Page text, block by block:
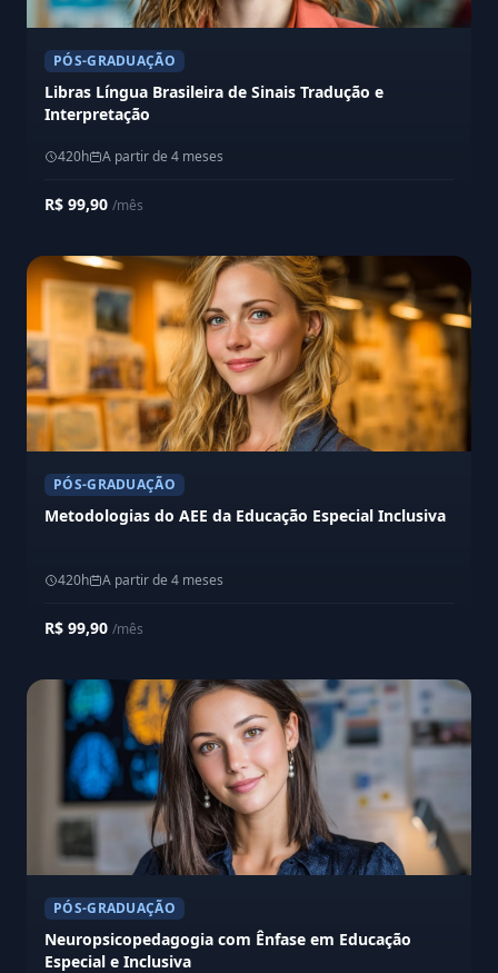
PÓS-GRADUAÇÃO
Libras Língua Brasileira de Sinais Tradução e
Interpretação
420h A partir de 4 meses
R$ 99,90 /mês
PÓS-GRADUAÇÃO
Metodologias do AEE da Educação Especial Inclusiva
420h A partir de 4 meses
R$ 99,90 /mês
PÓS-GRADUAÇÃO
Neuropsicopedagogia com Ênfase em Educação
Especial e Inclusiva